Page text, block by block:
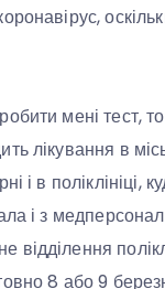
мені
лікування в
і в поліклініці,
і з
8 або 9